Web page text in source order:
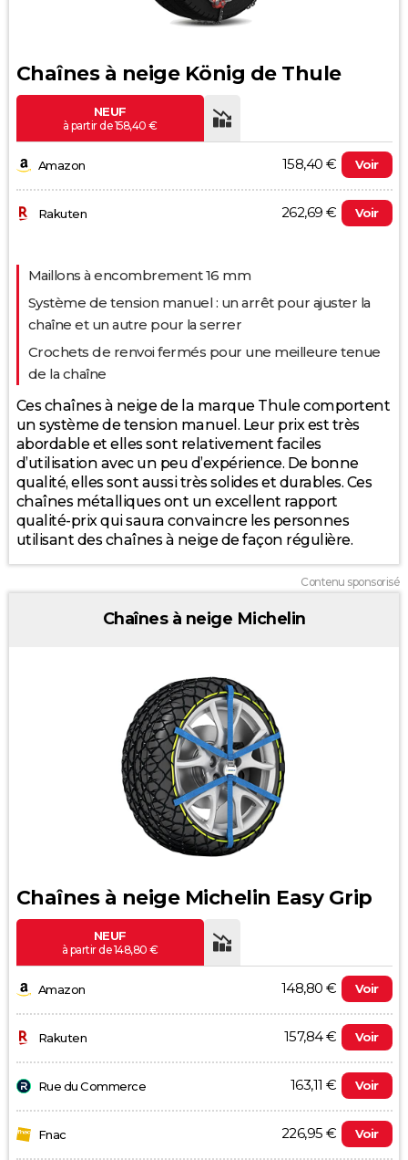
Chaînes à neige König de Thule
NEUF
à partir de 158,40 €
Amazon 158,40 € Voir
Rakuten 262,69 € Voir
2025 2026
120
130
140
150
Maillons à encombrement 16 mm
Système de tension manuel : un arrêt pour ajuster la
chaîne et un autre pour la serrer
Crochets de renvoi fermés pour une meilleure tenue
de la chaîne
Ces chaînes à neige de la marque Thule comportent
un système de tension manuel. Leur prix est très
abordable et elles sont relativement faciles
d’utilisation avec un peu d’expérience. De bonne
qualité, elles sont aussi très solides et durables. Ces
chaînes métalliques ont un excellent rapport
qualité-prix qui saura convaincre les personnes
utilisant des chaînes à neige de façon régulière.
Contenu sponsorisé
Chaînes à neige Michelin
Chaînes à neige Michelin Easy Grip
NEUF
à partir de 148,80 €
Amazon 148,80 € Voir
Rakuten 157,84 € Voir
Rue du Commerce 163,11 € Voir
Fnac 226,95 € Voir